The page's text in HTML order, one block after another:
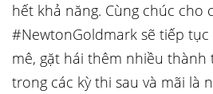
hết khả năng. Cùng chúc cho
#NewtonGoldmark sẽ tiếp
mê, gặt hái thêm nhiều thành
trong các kỳ thi sau và mãi là